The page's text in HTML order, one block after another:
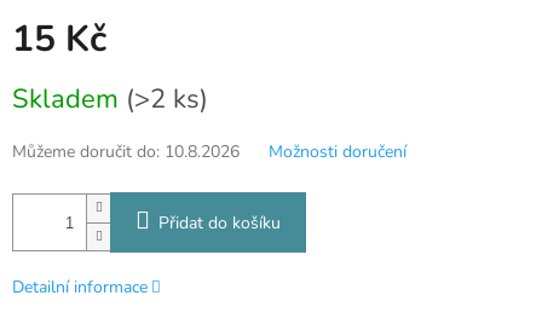
15 Kč
cena:
Skladem (>2 ks)
Můžeme doručit do: 10.8.2026 Možnosti doručení
Přidat do košíku
Detailní informace